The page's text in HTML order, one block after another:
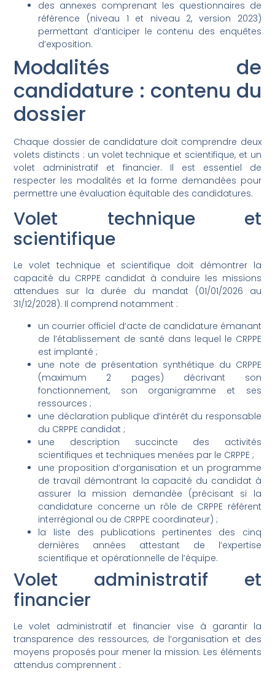
des annexes comprenant les questionnaires de
référence (niveau 1 et niveau 2, version 2023)
permettant d’anticiper le contenu des enquêtes
d’exposition.
Modalités de
candidature : contenu du
dossier
Chaque dossier de candidature doit comprendre deux
volets distincts : un volet technique et scientifique, et un
volet administratif et financier. Il est essentiel de
respecter les modalités et la forme demandées pour
permettre une évaluation équitable des candidatures.
Volet technique et
scientifique
Le volet technique et scientifique doit démontrer la
capacité du CRPPE candidat à conduire les missions
attendues sur la durée du mandat (01/01/2026 au
31/12/2028). Il comprend notamment :
un courrier officiel d’acte de candidature émanant
de l’établissement de santé dans lequel le CRPPE
est implanté ;
une note de présentation synthétique du CRPPE
(maximum 2 pages) décrivant son
fonctionnement, son organigramme et ses
ressources ;
une déclaration publique d’intérêt du responsable
du CRPPE candidat ;
une description succincte des activités
scientifiques et techniques menées par le CRPPE ;
une proposition d’organisation et un programme
de travail démontrant la capacité du candidat à
assurer la mission demandée (précisant si la
candidature concerne un rôle de CRPPE référent
interrégional ou de CRPPE coordinateur) ;
la liste des publications pertinentes des cinq
dernières années attestant de l’expertise
scientifique et opérationnelle de l’équipe.
Volet administratif et
financier
Le volet administratif et financier vise à garantir la
transparence des ressources, de l’organisation et des
moyens proposés pour mener la mission. Les éléments
attendus comprennent :